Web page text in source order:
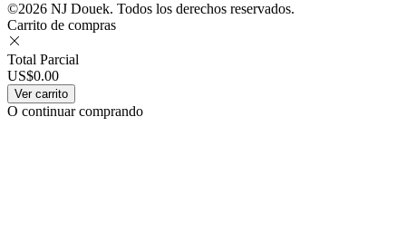
©2026 NJ Douek. Todos los derechos reservados.
Carrito de compras
Total Parcial
US$0.00
Ver carrito
O continuar comprando